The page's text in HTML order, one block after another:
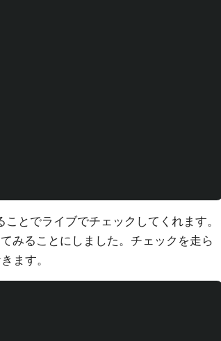
ことでライブでチェックしてくれます。
みることにしました。チェックを走ら
ます。